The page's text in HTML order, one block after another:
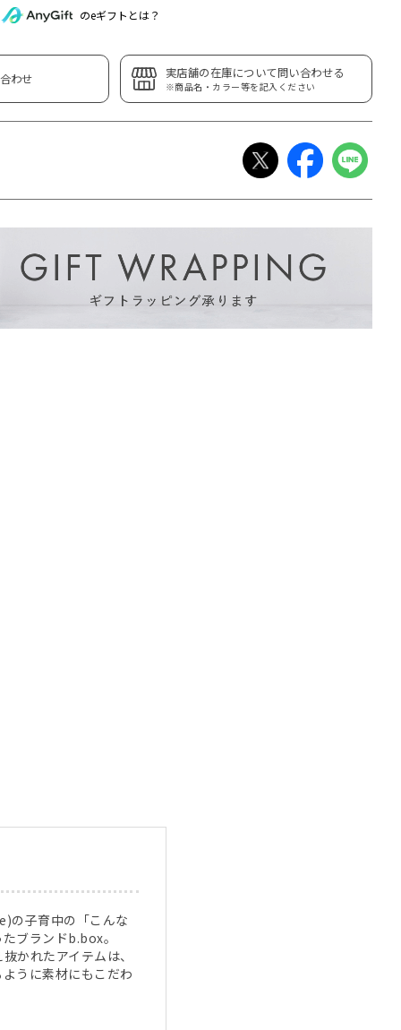
のeギフトとは？
わせ 実店舗の在庫について問い合わせる
※商品名・カラー等を記入ください
の子育中の「こんな
ブランドb.box。
かれたアイテムは、
うに素材にもこだわ